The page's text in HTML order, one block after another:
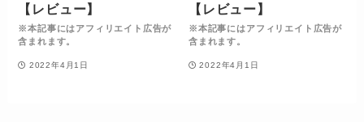
【レビュー】
※本記事にはアフィリエイト広告が
含まれます。
2022年4月1日
【レビュー】
※本記事にはアフィリエイト広告が
含まれます。
2022年4月1日